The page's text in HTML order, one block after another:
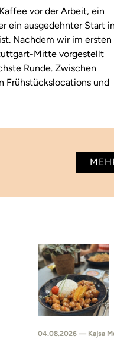
vor der Arbeit, ein
ein ausgedehnter Start
Nachdem wir im ersten
Mitte vorgestellt
Runde. Zwischen
Frühstückslocations und
04.08.2026 — Kajsa